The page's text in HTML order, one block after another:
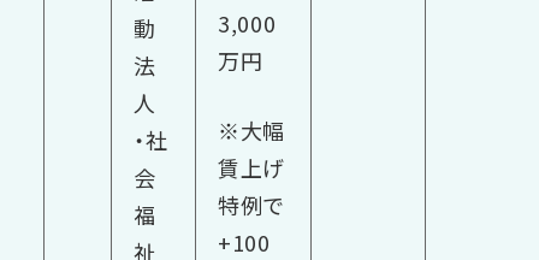
動
法
人
・社
会
福
祉
3,000
万円
※大幅
賃上げ
特例で
+100